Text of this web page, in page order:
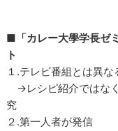
■「カレー大學学長ゼ
ト
１.テレビ番組とは異
→レシピ紹介ではな
究
２.第一人者が発信